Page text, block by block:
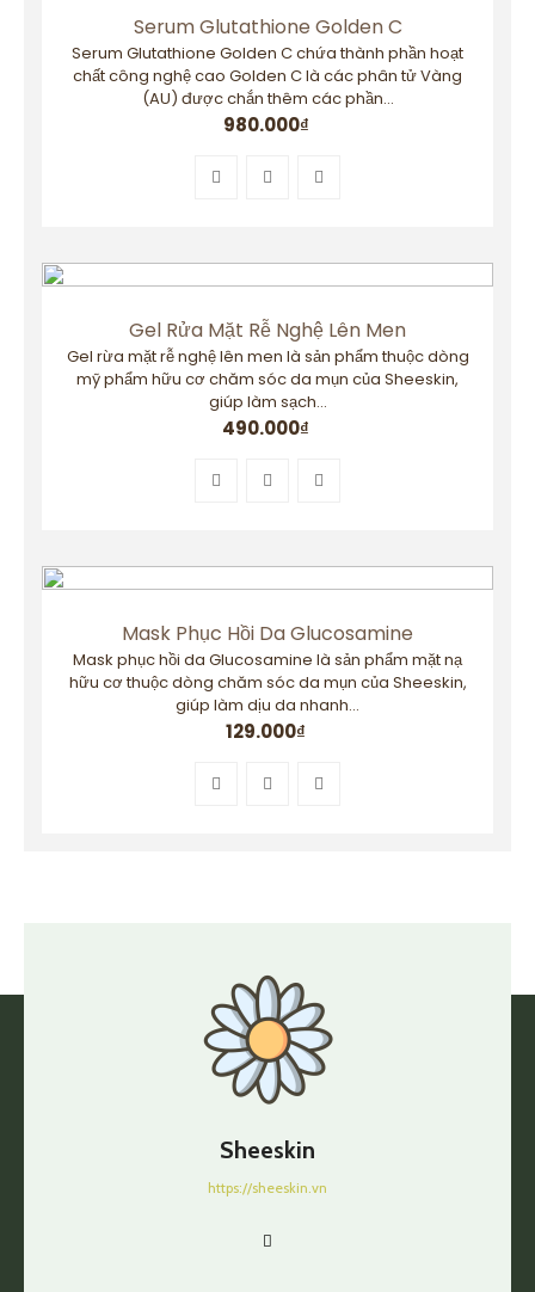
Serum Glutathione Golden C
Serum Glutathione Golden C chứa thành phần hoạt
chất công nghệ cao Golden C là các phân tử Vàng
(AU) được chắn thêm các phần...
980.000₫
Gel Rửa Mặt Rễ Nghệ Lên Men
Gel rừa mặt rễ nghệ lên men là sản phẩm thuộc dòng
mỹ phẩm hữu cơ chăm sóc da mụn của Sheeskin,
giúp làm sạch...
490.000₫
Mask Phục Hồi Da Glucosamine
Mask phục hồi da Glucosamine là sản phẩm mặt nạ
hữu cơ thuộc dòng chăm sóc da mụn của Sheeskin,
giúp làm dịu da nhanh...
129.000₫
Sheeskin
https://sheeskin.vn